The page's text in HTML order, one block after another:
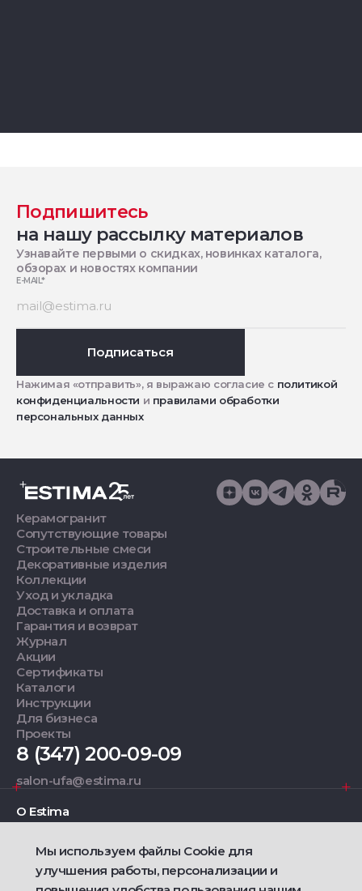
Подпишитесь
на нашу рассылку материалов
Узнавайте первыми о скидках, новинках каталога,
обзорах и новостях компании
E-MAIL*
Подписаться
Нажимая «отправить», я выражаю согласие с политикой
конфиденциальности и правилами обработки
персональных данных
Керамогранит
Сопутствующие товары
Строительные смеси
Декоративные изделия
Коллекции
Уход и укладка
Доставка и оплата
Гарантия и возврат
Журнал
Акции
Сертификаты
Каталоги
Инструкции
Для бизнеса
Проекты
8 (347) 200-09-09
salon-ufa@estima.ru
О Estima
Дизайнерам
Мы используем файлы Cookie для
улучшения работы, персонализации и